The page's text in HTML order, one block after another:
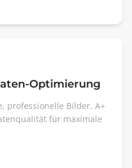
Optimierung
professionelle Bilder, A+
für maximale